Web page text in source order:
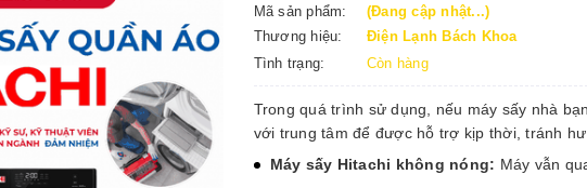
Mã sản phẩm:
(Đang cập nhật...)
Thương hiệu:
Điện Lạnh Bách Khoa
Tình trạng:
Còn hàng
Trong quá trình sử dụng, nếu máy sấy nhà
với trung tâm để được hỗ trợ kịp thời, tránh
Máy sấy Hitachi không nóng: Máy vẫn